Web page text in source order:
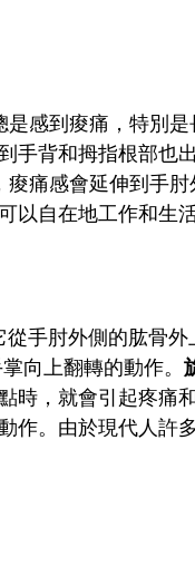
感到痠痛，特別
手背和拇指根部也
痛感會延伸到手
以自在地工作和生活
手肘外側的肱骨
向上翻轉的動作。
，就會引起疼痛
作。由於現代人許